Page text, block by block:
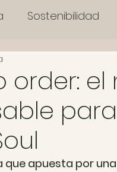
Sostenibilidad
order: el
que apuesta por